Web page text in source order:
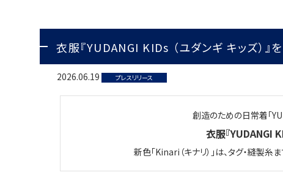
衣服『YUDANGI KIDs （ユダンギ キッズ）』
2026.06.19 プレスリリース
創造のための日常着「
衣服『YUDANGI
新色「Kinari （キナリ）」は、タグ・縫製糸